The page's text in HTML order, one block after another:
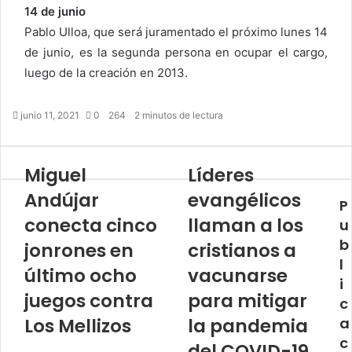
14 de junio
Pablo Ulloa, que será juramentado el próxi­mo lunes 14
de junio, es la segunda persona en ocupar el cargo,
luego de la creación en 2013.
junio 11, 2021 0 264 2 minutos de lectura
Miguel
Andújar
conecta cinco
jonrones en
último ocho
juegos contra
Los Mellizos
Líderes
evangélicos
llaman a los
cristianos a
vacunarse
para mitigar
la pandemia
P
u
b
l
i
c
a
c